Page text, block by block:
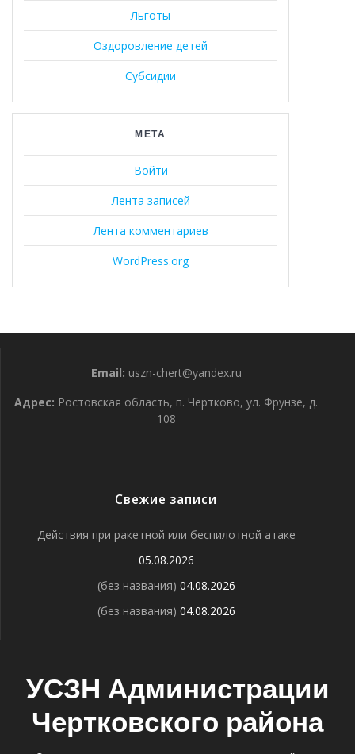
Льготы
Оздоровление детей
Субсидии
МЕТА
Войти
Лента записей
Лента комментариев
WordPress.org
Email: uszn-chert@yandex.ru
Адрес: Ростовская область, п. Чертково, ул. Фрунзе, д.
108
Свежие записи
Действия при ракетной или беспилотной атаке
05.08.2026
(без названия) 04.08.2026
(без названия) 04.08.2026
УСЗН Администрации
Чертковского района